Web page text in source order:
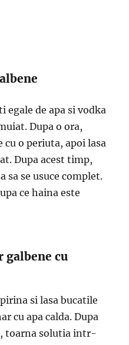
egale de apa si vodka
Dupa o ora,
o periuta, apoi lasa
Dupa acest timp,
sa se usuce complet.
ce haina este
galbene cu
si lasa bucatile
cu apa calda. Dupa
toarna solutia intr-